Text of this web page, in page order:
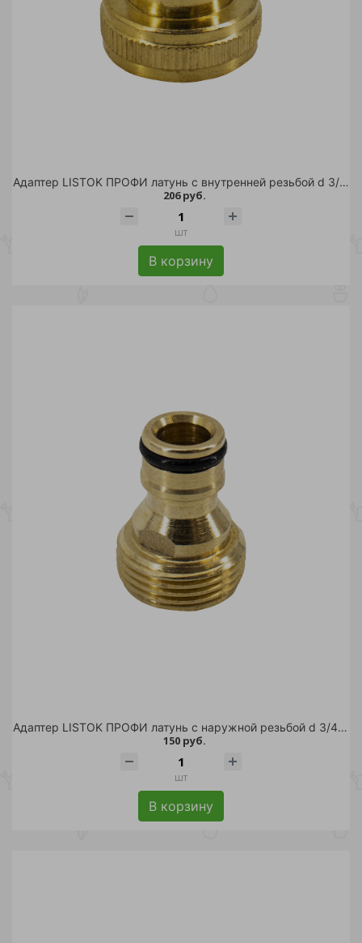
Адаптер LISTOK ПРОФИ латунь с внутренней резьбой d 3/4" /48
206 руб.
шт
В корзину
Адаптер LISTOK ПРОФИ латунь с наружной резьбой d 3/4" /48
150 руб.
шт
В корзину